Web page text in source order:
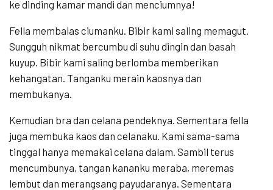
ke dinding kamar mandi dan menciumnya!
Fella membalas ciumanku. Bibir kami saling memagut.
Sungguh nikmat bercumbu di suhu dingin dan basah
kuyup. Bibir kami saling berlomba memberikan
kehangatan. Tanganku merain kaosnya dan
membukanya.
Kemudian bra dan celana pendeknya. Sementara fella
juga membuka kaos dan celanaku. Kami sama-sama
tinggal hanya memakai celana dalam. Sambil terus
mencumbunya, tangan kananku meraba, meremas
lembut dan merangsang payudaranya. Sementara